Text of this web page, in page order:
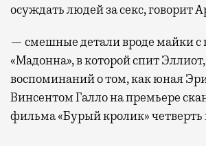
осуждать людей за секс, говорит
— смешные детали вроде майки с
«Мадонна», в которой спит
воспоминаний о том, как юная
Винсентом Галло на премьере
фильма «Бурый кролик» четверть